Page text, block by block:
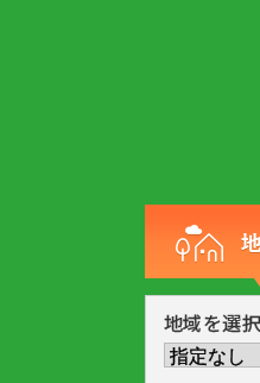
地域を選